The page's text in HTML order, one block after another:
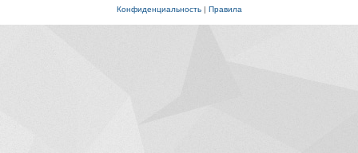
Конфиденциальность| Правила